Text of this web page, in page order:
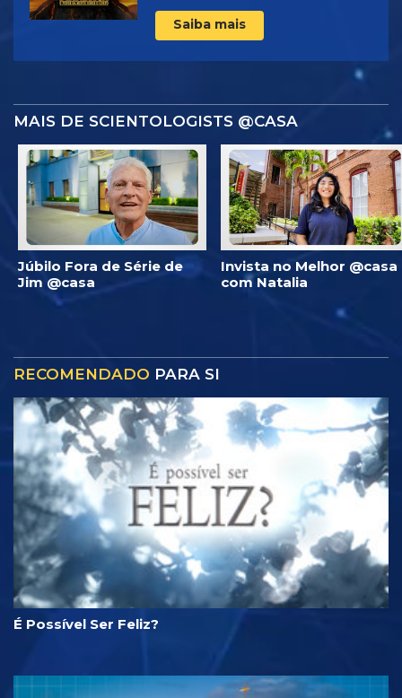
Saiba mais
MAIS DE SCIENTOLOGISTS @CASA
Júbilo Fora de Série de
Jim @casa
Invista no Melhor @casa
com Natalia
RECOMENDADO PARA SI
É Possível Ser Feliz?